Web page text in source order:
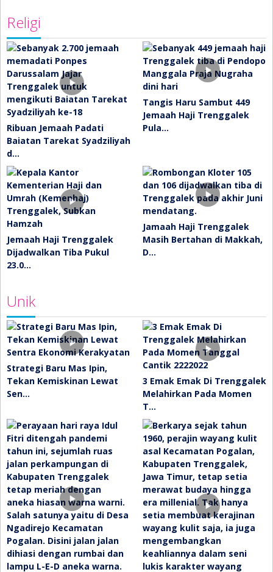
Religi
Ribuan Jemaah Padati
Baiatan Tarekat Syadziliyah
d…
Tangis Haru Sambut 449
Jemaah Haji Trenggalek
Pula…
Jemaah Haji Trenggalek
Dijadwalkan Tiba Pukul
23.0…
Jamaah Haji Trenggalek
Masih Bertahan di Makkah,
D…
Unik
Strategi Baru Mas Ipin,
Tekan Kemiskinan Lewat
Sen…
3 Emak Emak Di Trenggalek
Melahirkan Pada Momen
T…